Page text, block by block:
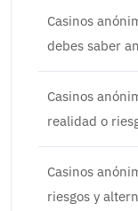
Casinos
debes saber
Casinos
realidad o
Casinos
riesgos y